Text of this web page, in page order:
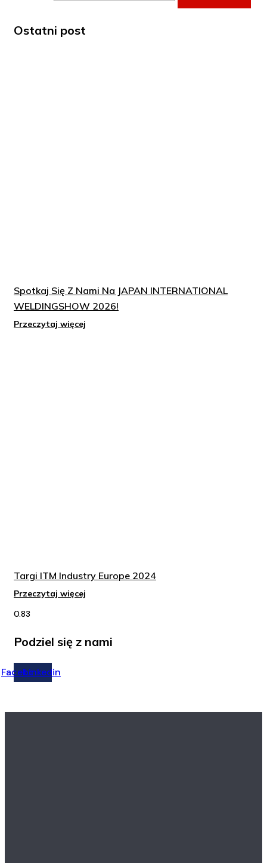
Ostatni post
Spotkaj Się Z Nami Na JAPAN INTERNATIONAL
WELDINGSHOW 2026!
Przeczytaj więcej
Targi ITM Industry Europe 2024
Przeczytaj więcej
Podziel się z nami
Facebook
Linkedin